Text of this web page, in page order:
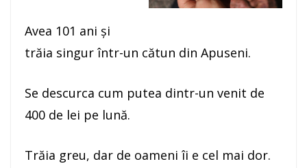
Avea 101 ani şi
trăia singur într-un cătun din Apuseni.
Se descurca cum putea dintr-un venit de
400 de lei pe lună.
Trăia greu, dar de oameni îi e cel mai dor.